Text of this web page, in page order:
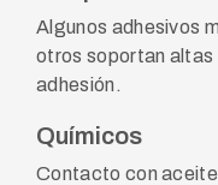
Algunos adhesivos
otros soportan
adhesión.
Químicos
Contacto con